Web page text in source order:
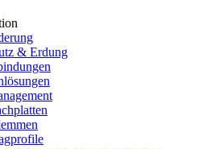
& Erdung